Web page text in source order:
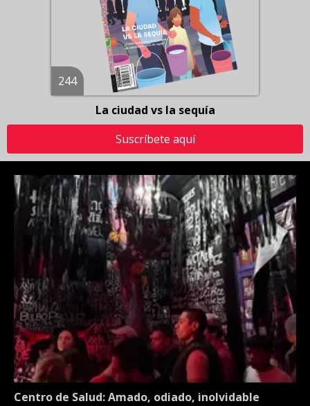
244
La ciudad vs la sequía
Suscríbete aquí
Centro de Salud: Amado, odiado, inolvidable